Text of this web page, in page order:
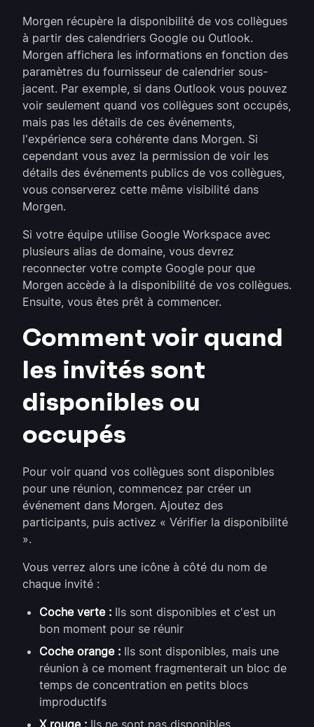
Morgen récupère la disponibilité de vos collègues
à partir des calendriers Google ou Outlook.
Morgen affichera les informations en fonction des
paramètres du fournisseur de calendrier sous-
jacent. Par exemple, si dans Outlook vous pouvez
voir seulement quand vos collègues sont occupés,
mais pas les détails de ces événements,
l'expérience sera cohérente dans Morgen. Si
cependant vous avez la permission de voir les
détails des événements publics de vos collègues,
vous conserverez cette même visibilité dans
Morgen.
Si votre équipe utilise Google Workspace avec
plusieurs alias de domaine, vous devrez
reconnecter votre compte Google pour que
Morgen accède à la disponibilité de vos collègues.
Ensuite, vous êtes prêt à commencer.
Comment voir quand
les invités sont
disponibles ou
occupés
Pour voir quand vos collègues sont disponibles
pour une réunion, commencez par créer un
événement dans Morgen. Ajoutez des
participants, puis activez « Vérifier la disponibilité
».
Vous verrez alors une icône à côté du nom de
chaque invité :
Coche verte : Ils sont disponibles et c'est un
bon moment pour se réunir
Coche orange : Ils sont disponibles, mais une
réunion à ce moment fragmenterait un bloc de
temps de concentration en petits blocs
improductifs
X rouge : Ils ne sont pas disponibles